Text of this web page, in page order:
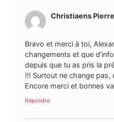
Christiaens Pierre
Bravo et merci à toi,
changements et que
depuis que tu as pris la
!!! Surtout ne change pas,
Encore merci et bonnes
Répondre